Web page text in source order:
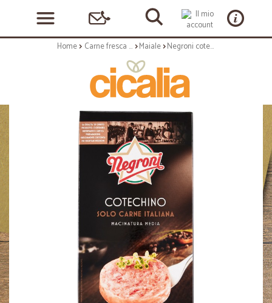
Home Carne fresca e carne lavorata Maiale Negroni cotechino gr.500